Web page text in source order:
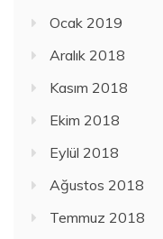
Ocak 2019
Aralık 2018
Kasım 2018
Ekim 2018
Eylül 2018
Ağustos 2018
Temmuz 2018